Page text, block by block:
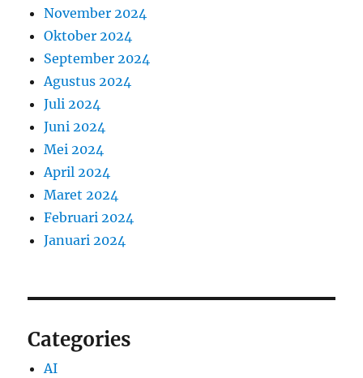
November 2024
Oktober 2024
September 2024
Agustus 2024
Juli 2024
Juni 2024
Mei 2024
April 2024
Maret 2024
Februari 2024
Januari 2024
Categories
AI